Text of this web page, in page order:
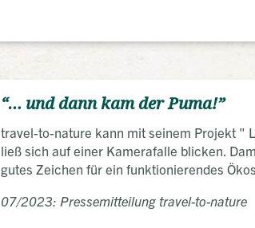
“… und dann kam der Puma!”
travel-to-nature kann mit seinem Projekt "
ließ sich auf einer Kamerafalle blicken.
gutes Zeichen für ein funktionierendes
07/2023: Pressemitteilung travel-to-nature